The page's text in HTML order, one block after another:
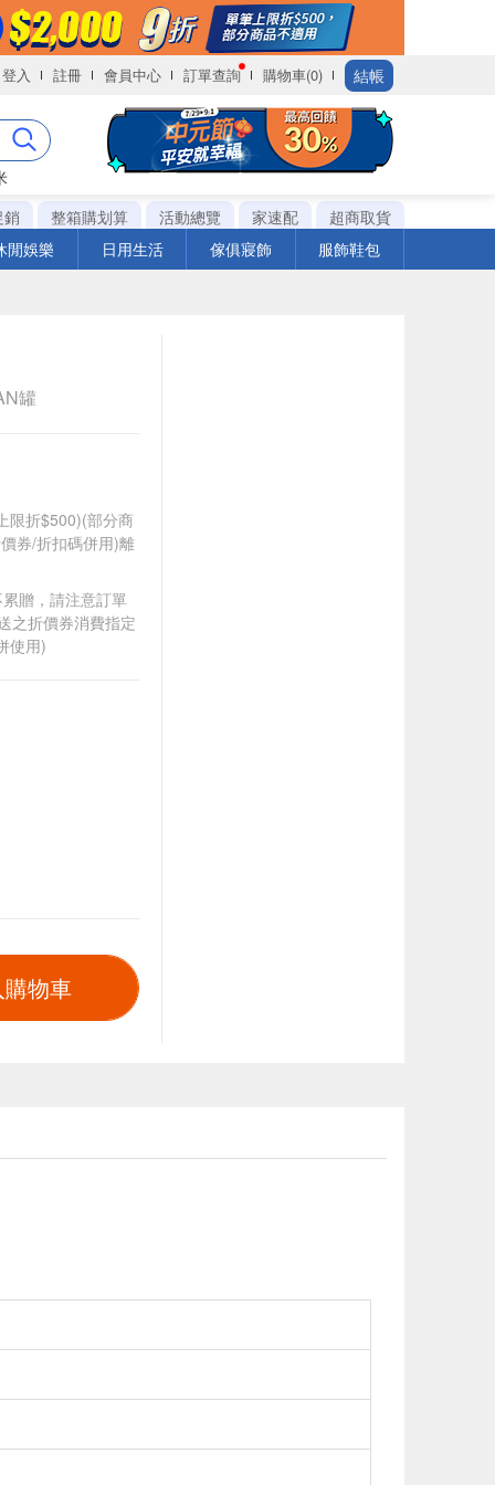
登入 註冊 會員中心 訂單查詢 購物車(0) 結帳
銷 整箱購划算 活動總覽 家速配
超商取貨
閒娛樂 日用生活 傢俱寢飾 服飾鞋包
罐
限折$500)(部分商
券/折扣碼併用)離
贈，請注意訂單
之折價券消費指定
使用)
物車